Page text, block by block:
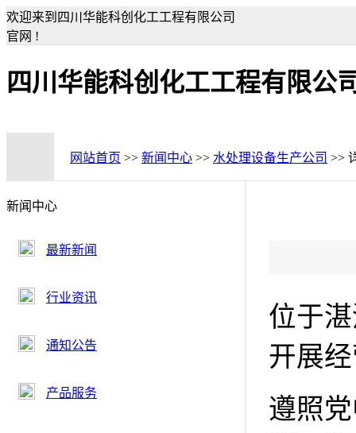
欢迎来到四川华能科创化工工程有限公司
官网 !
四川华能科创化工工程有限公
网站首页 >> 新闻中心 >> 水处理设备生产公司 >>
新闻中心
最新新闻
行业资讯
通知公告
产品服务
位于
开展
遵照